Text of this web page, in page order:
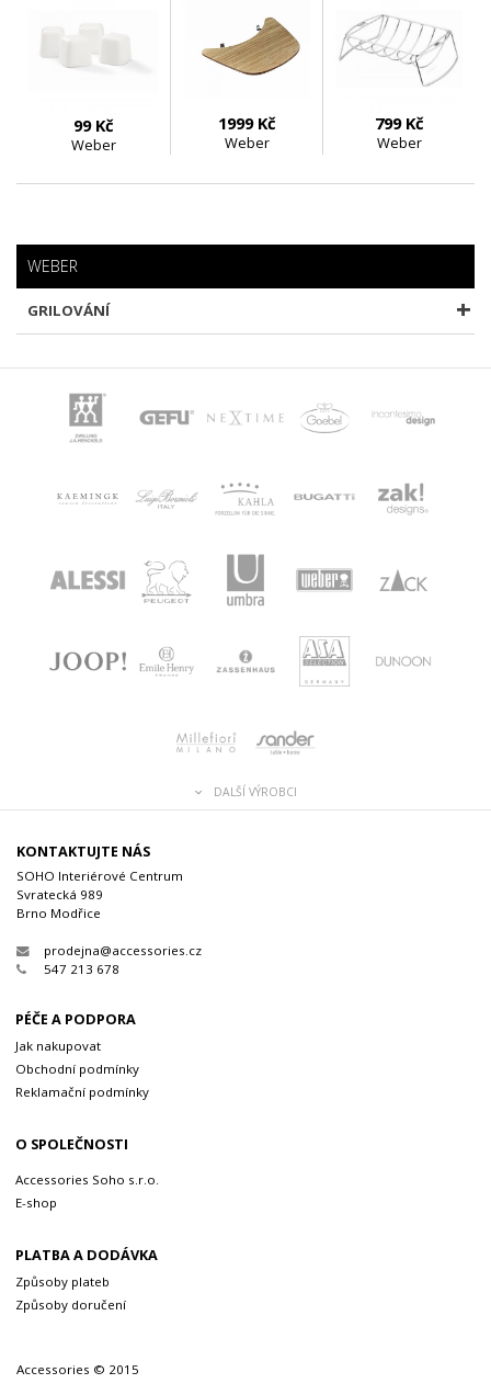
99 Kč
Weber
1999 Kč
Weber
799 Kč
Weber
WEBER
GRILOVÁNÍ
DALŠÍ VÝROBCI
KONTAKTUJTE NÁS
SOHO Interiérové Centrum
Svratecká 989
Brno Modřice
prodejna@accessories.cz
547 213 678
PÉČE A PODPORA
Jak nakupovat
Obchodní podmínky
Reklamační podmínky
O SPOLEČNOSTI
Accessories Soho s.r.o.
E-shop
PLATBA A DODÁVKA
Způsoby plateb
Způsoby doručení
Accessories © 2015